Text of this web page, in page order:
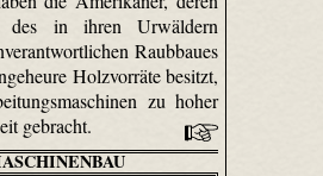
des in ihren Urwäldern
Raubbaues
Holzvorräte besitzt,
zu hoher
gebracht.